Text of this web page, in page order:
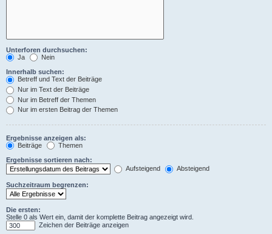
Unterforen durchsuchen:
Ja
Nein
Innerhalb suchen:
Betreff und Text der Beiträge
Nur im Text der Beiträge
Nur im Betreff der Themen
Nur im ersten Beitrag der Themen
Ergebnisse anzeigen als:
Beiträge
Themen
Ergebnisse sortieren nach:
Aufsteigend
Absteigend
Suchzeitraum begrenzen:
Die ersten:
Stelle 0 als Wert ein, damit der komplette Beitrag angezeigt wird.
Zeichen der Beiträge anzeigen